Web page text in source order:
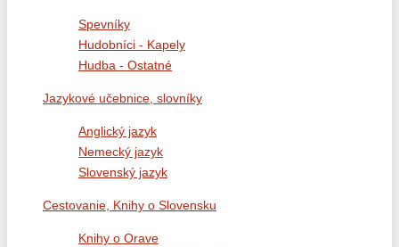
Spevníky
Hudobníci - Kapely
Hudba - Ostatné
Jazykové učebnice, slovníky
Anglický jazyk
Nemecký jazyk
Slovenský jazyk
Cestovanie, Knihy o Slovensku
Knihy o Orave